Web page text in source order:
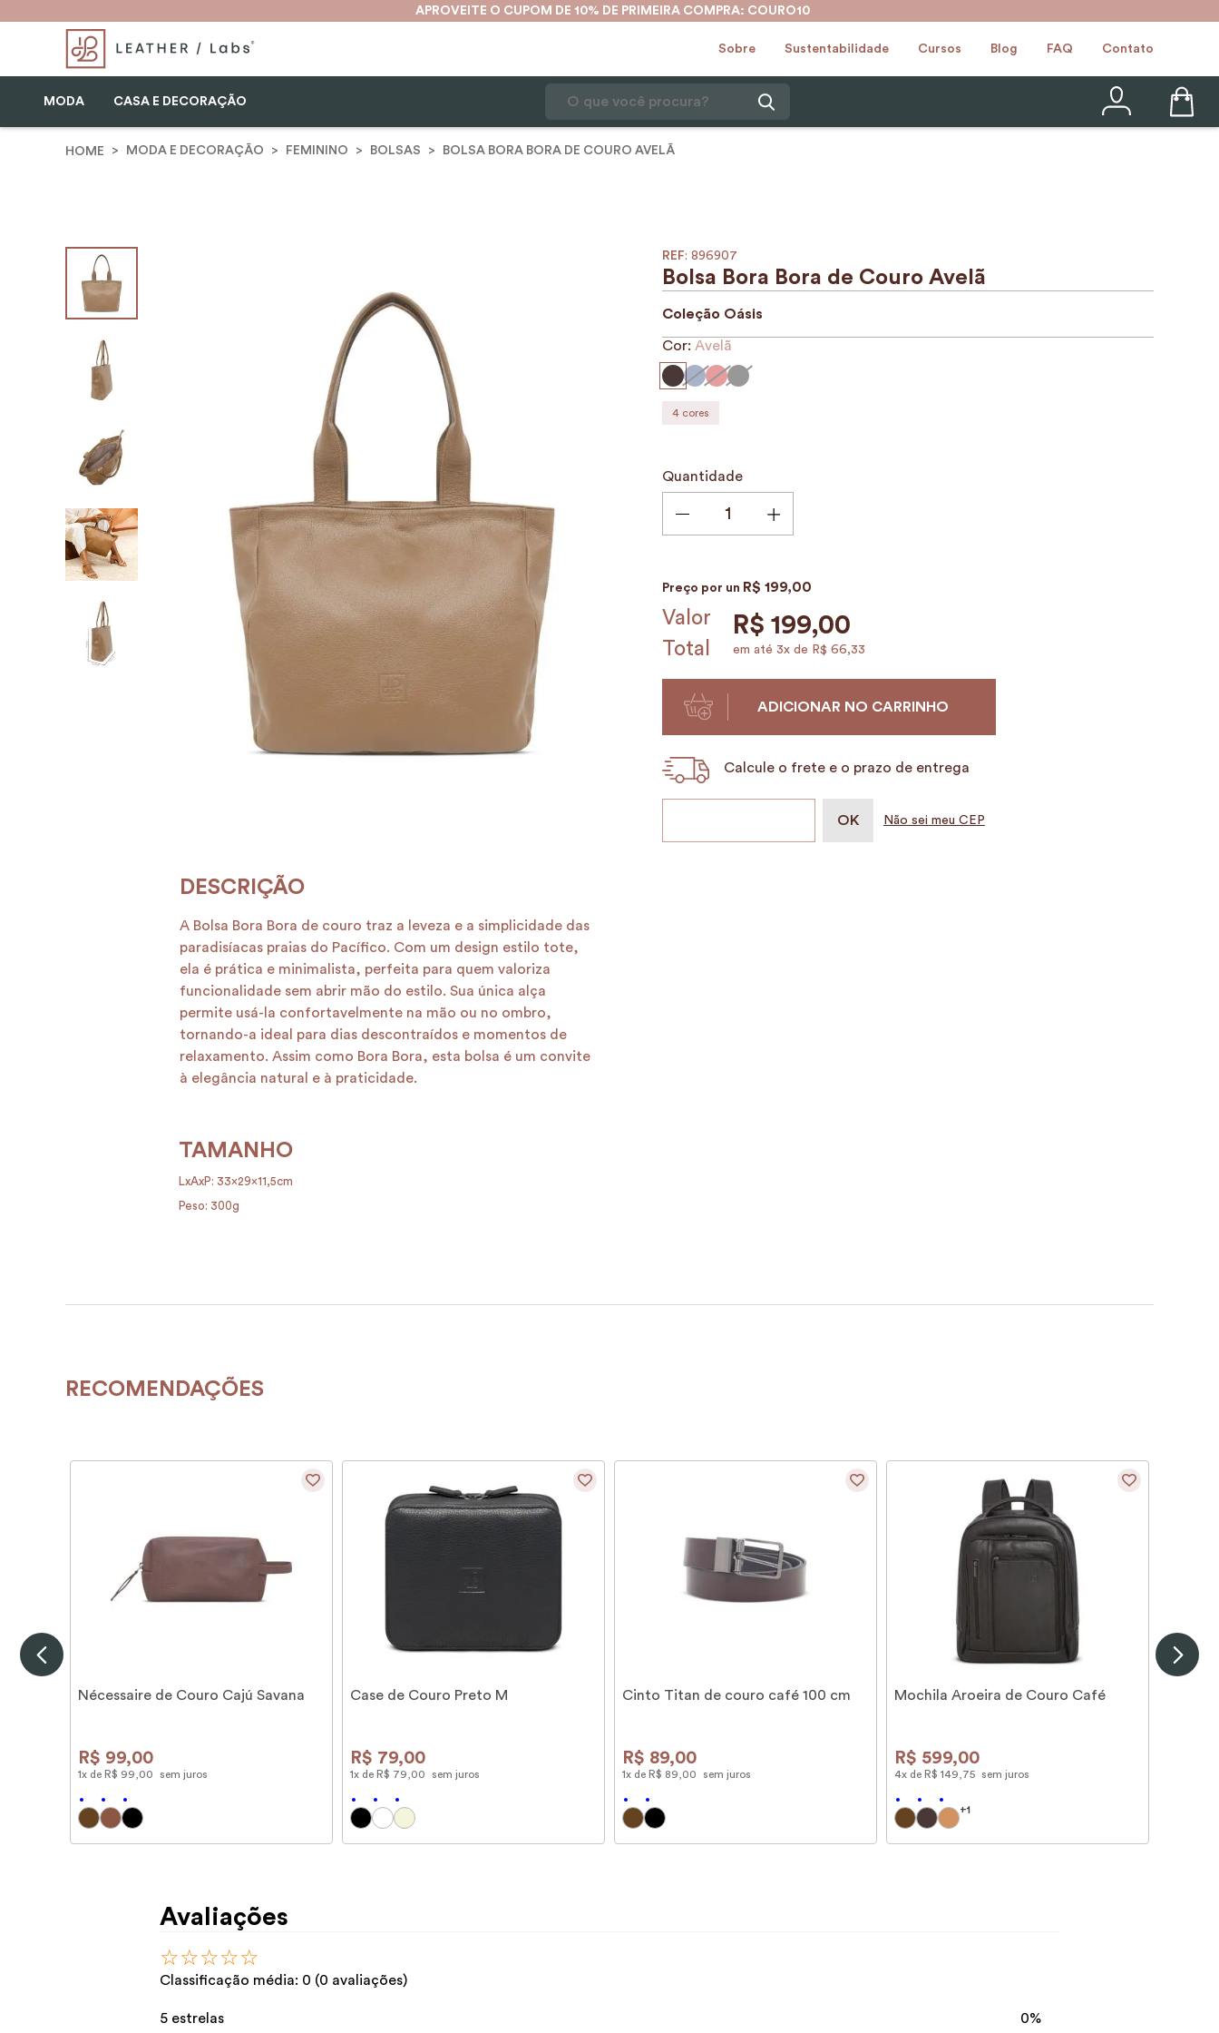
APROVEITE O CUPOM DE 10% DE PRIMEIRA COMPRA: COURO10
Sobre Sustentabilidade Cursos Blog FAQ Contato
MODA CASA E DECORAÇÃO
MODA E DECORAÇÃO FEMININO BOLSAS BOLSA BORA BORA DE COURO AVELÃ
A Bolsa Bora Bora de couro traz a leveza e a simplicidade das
paradisíacas praias do Pacífico. Com um design estilo tote,
ela é prática e minimalista, perfeita para quem valoriza
funcionalidade sem abrir mão do estilo. Sua única alça
permite usá-la confortavelmente na mão ou no ombro,
tornando-a ideal para dias descontraídos e momentos de
relaxamento. Assim como Bora Bora, esta bolsa é um convite
à elegância natural e à praticidade.
: 896907
Bolsa Bora Bora de Couro Avelã
Coleção Oásis
Cor: Avelã
4 cores
Quantidade
Preço por un R$ 199,00
Valor
Total
R$ 199,00
em até 3x de R$ 66,33
ADICIONAR NO CARRINHO
Calcule o frete e o prazo de entrega
Não sei meu CEP
TAMANHO
LxAxP: 33x29x11,5cm
Peso: 300g
RECOMENDAÇÕES
Nécessaire de Couro Cajú Savana
R$ 99,00
1x de R$ 99 00 sem juros
Case de Couro Preto M
R$ 79,00
1x de R$ 79 00 sem juros
Cinto Titan de couro café 100 cm
R$ 89,00
1x de R$ 89 00 sem juros
Mochila Aroeira de Couro Café
R$ 599,00
4x de R$ 149 75 sem juros
+1
Avaliações
☆☆☆☆☆
Classificação média: 0 (0 avaliações)
5 estrelas 0%